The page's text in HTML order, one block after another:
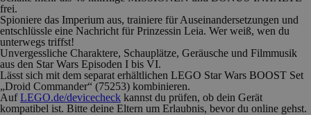
frei.
Spioniere das Imperium aus, trainiere für Auseinandersetzungen und
entschlüssle eine Nachricht für Prinzessin Leia. Wer weiß, wen du
unterwegs triffst!
Unvergessliche Charaktere, Schauplätze, Geräusche und Filmmusik
aus den Star Wars Episoden I bis VI.
Lässt sich mit dem separat erhältlichen LEGO Star Wars BOOST Set
„Droid Commander“ (75253) kombinieren.
AufLEGO.de/devicecheck kannst du prüfen, ob dein Gerät
kompatibel ist. Bitte deine Eltern um Erlaubnis, bevor du online gehst.